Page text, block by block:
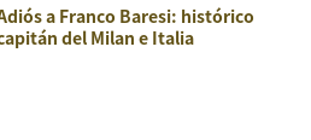
a Franco Baresi: histórico
del Milan e Italia